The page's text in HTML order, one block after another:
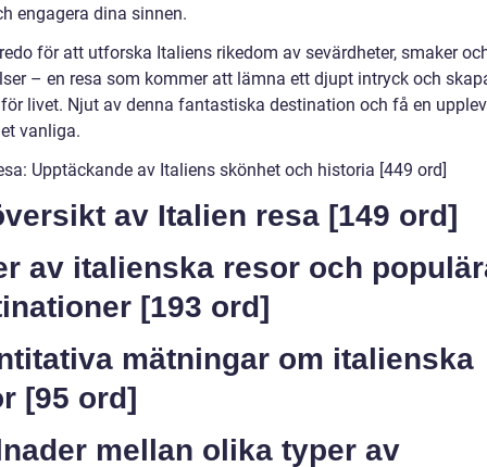
engagera dina sinnen.
för att utforska Italiens rikedom av sevärdheter, smaker
– en resa som kommer att lämna ett djupt intryck och
livet. Njut av denna fantastiska destination och få en
vanliga.
Upptäckande av Italiens skönhet och historia [449 ord]
av Italien resa [149 ord]
av italienska resor och
[193 ord]
mätningar om italienska
[95 ord]
mellan olika typer av